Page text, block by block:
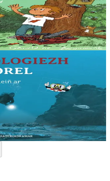
la forme d’un cahier
les insectes, les oiseaux et les
? Zi 24 signifie Zone
située dans le fleuve Rance à